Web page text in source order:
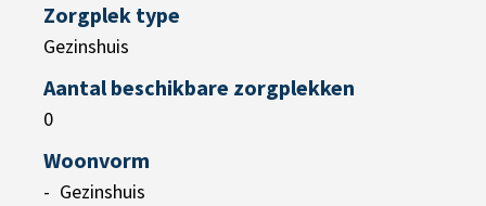
Zorgplek type
Gezinshuis
Aantal beschikbare zorgplekken
0
Woonvorm
Gezinshuis